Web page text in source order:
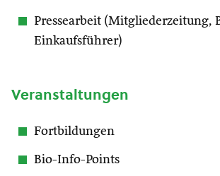
Pressearbeit (Mitgliederzeitung,
Einkaufsführer)
Veranstaltungen
Fortbildungen
Bio-Info-Points